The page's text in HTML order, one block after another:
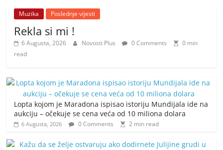
Muzika Poslednje vijesti
Rekla si mi !
6 Augusta, 2026 Novosti Plus 0 Comments
0 min
read
Lopta kojom je Maradona ispisao istoriju Mundijala ide na
aukciju – očekuje se cena veća od 10 miliona dolara
6 Augusta, 2026 0 Comments 2 min read